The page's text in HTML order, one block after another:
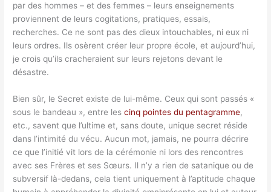
par des hommes – et des femmes – leurs enseignements
proviennent de leurs cogitations, pratiques, essais,
recherches. Ce ne sont pas des dieux intouchables, ni eux ni
leurs ordres. Ils osèrent créer leur propre école, et aujourd’hui,
je crois qu’ils cracheraient sur leurs rejetons devant le
désastre.
Bien sûr, le Secret existe de lui-même. Ceux qui sont passés «
sous le bandeau », entre lescinq pointes du pentagramme,
etc., savent que l’ultime et, sans doute, unique secret réside
dans l’intimité du vécu. Aucun mot, jamais, ne pourra décrire
ce que l’initié vit lors de la cérémonie ni lors des rencontres
avec ses Frères et ses Sœurs. Il n’y a rien de satanique ou de
subversif là-dedans, cela tient uniquement à l’aptitude chaque